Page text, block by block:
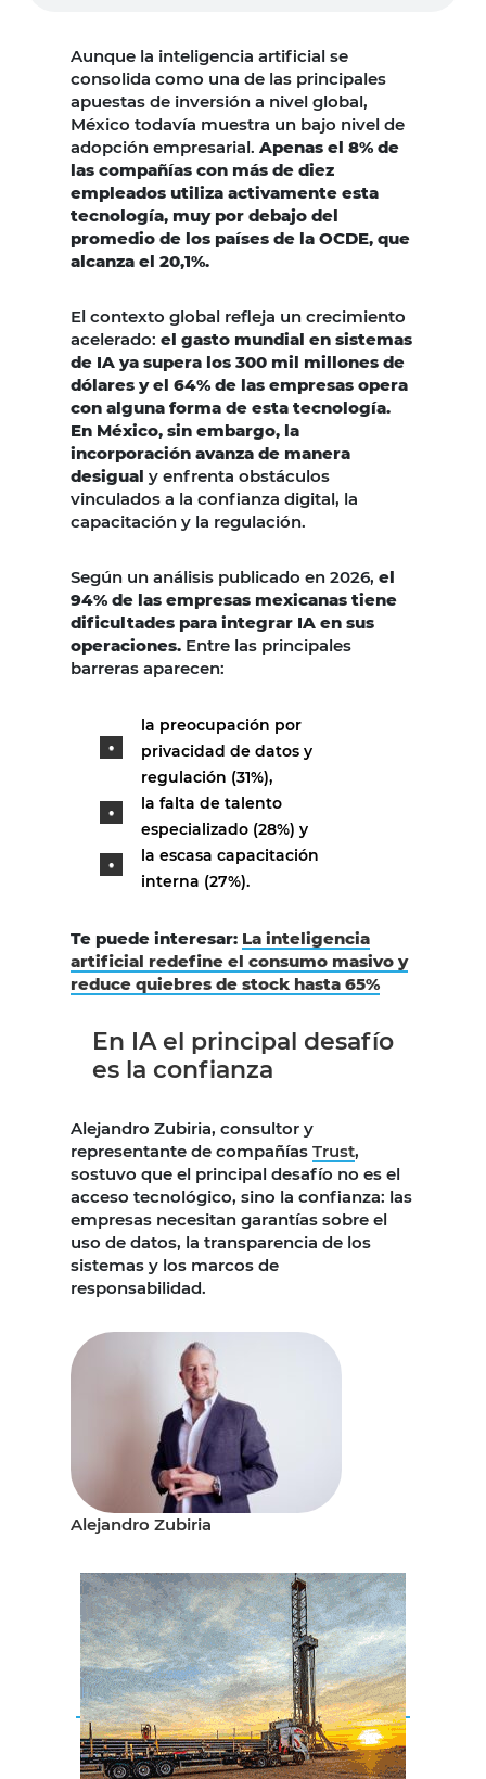
Aunque la inteligencia artificial se
consolida como una de las principales
apuestas de inversión a nivel global,
México todavía muestra un bajo nivel de
adopción empresarial. Apenas el 8% de
las compañías con más de diez
empleados utiliza activamente esta
tecnología, muy por debajo del
promedio de los países de la OCDE, que
alcanza el 20,1%.
El contexto global refleja un crecimiento
acelerado: el gasto mundial en sistemas
de IA ya supera los 300 mil millones de
dólares y el 64% de las empresas opera
con alguna forma de esta tecnología.
En México, sin embargo, la
incorporación avanza de manera
desigual y enfrenta obstáculos
vinculados a la confianza digital, la
capacitación y la regulación.
Según un análisis publicado en 2026, el
94% de las empresas mexicanas tiene
dificultades para integrar IA en sus
operaciones. Entre las principales
barreras aparecen:
la preocupación por
privacidad de datos y
regulación (31%),
la falta de talento
especializado (28%) y
la escasa capacitación
interna (27%).
Te puede interesar: La inteligencia
artificial redefine el consumo masivo y
reduce quiebres de stock hasta 65%
En IA el principal desafío
es la confianza
Alejandro Zubiria, consultor y
representante de compañías Trust,
sostuvo que el principal desafío no es el
acceso tecnológico, sino la confianza: las
empresas necesitan garantías sobre el
uso de datos, la transparencia de los
sistemas y los marcos de
responsabilidad.
Alejandro Zubiria